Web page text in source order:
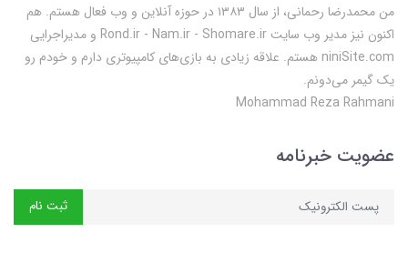
من محمدرضا رحمانی، از سال ۱۳۸۳ در حوزه آنلاین و وب فعال‌ هستم. هم
اکنون نیز مدیر وب سایت Rond.ir - Nam.ir - Shomare.ir و مدیراجرایی
niniSite.com هستم. علاقه زیادی به بازی‌های کامپیوتری دارم و خودم رو
یک گیمر می‌دونم.
Mohammad Reza Rahmani
عضویت خبرنامه
ثبت نام